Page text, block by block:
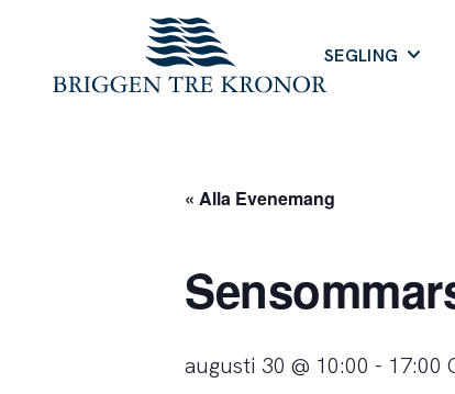
SEGLING
« Alla Evenemang
augusti 30 @ 10:00 - 17:00